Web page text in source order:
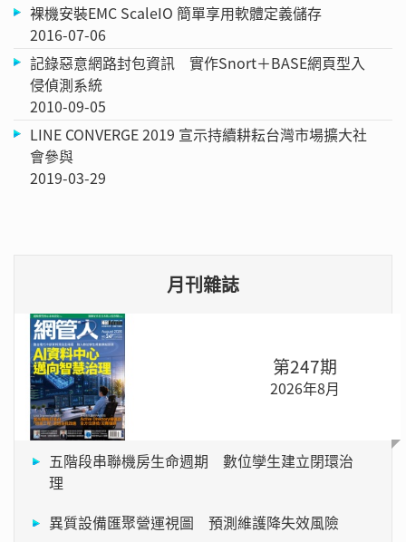
裸機安裝EMC ScaleIO 簡單享用軟體定義儲存
2016-07-06
記錄惡意網路封包資訊 實作Snort＋BASE網頁型入
侵偵測系統
2010-09-05
LINE CONVERGE 2019 宣示持續耕耘台灣市場擴大社
會參與
2019-03-29
月刊雜誌
第247期
2026年8月
五階段串聯機房生命週期 數位孿生建立閉環治
理
異質設備匯聚營運視圖 預測維護降失效風險